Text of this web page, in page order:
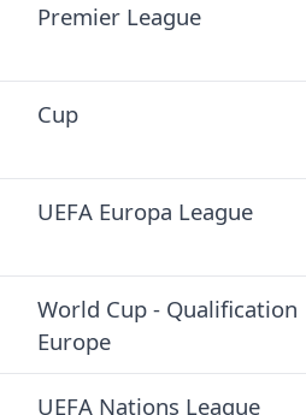
Premier League
Cup
UEFA Europa League
World Cup - Qualification
Europe
UEFA Nations League